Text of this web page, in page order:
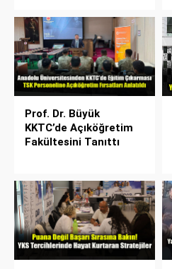
Prof. Dr. Büyük
KKTC’de Açıköğretim
Fakültesini Tanıttı